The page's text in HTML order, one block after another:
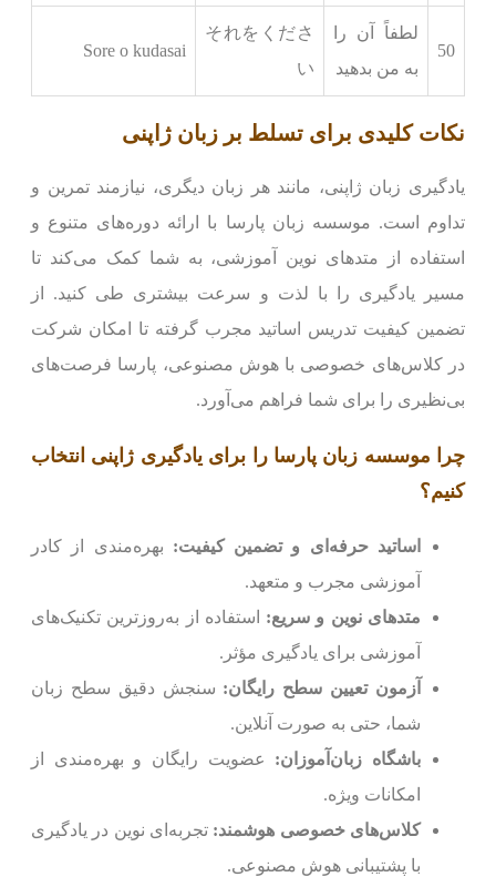
50
لطفاً آن را
به من بدهید
それをくださ
い
Sore o kudasai
نکات کلیدی برای تسلط بر زبان ژاپنی
یادگیری زبان ژاپنی، مانند هر زبان دیگری، نیازمند تمرین و
تداوم است. موسسه زبان پارسا با ارائه دوره‌های متنوع و
استفاده از متدهای نوین آموزشی، به شما کمک می‌کند تا
مسیر یادگیری را با لذت و سرعت بیشتری طی کنید. از
تضمین کیفیت تدریس اساتید مجرب گرفته تا امکان شرکت
در کلاس‌های خصوصی با هوش مصنوعی، پارسا فرصت‌های
بی‌نظیری را برای شما فراهم می‌آورد.
چرا موسسه زبان پارسا را برای یادگیری ژاپنی انتخاب
کنیم؟
اساتید حرفه‌ای و تضمین کیفیت: بهره‌مندی از کادر
آموزشی مجرب و متعهد.
متدهای نوین و سریع: استفاده از به‌روزترین تکنیک‌های
آموزشی برای یادگیری مؤثر.
آزمون تعیین سطح رایگان: سنجش دقیق سطح زبان
شما، حتی به صورت آنلاین.
باشگاه زبان‌آموزان: عضویت رایگان و بهره‌مندی از
امکانات ویژه.
کلاس‌های خصوصی هوشمند: تجربه‌ای نوین در یادگیری
با پشتیبانی هوش مصنوعی.